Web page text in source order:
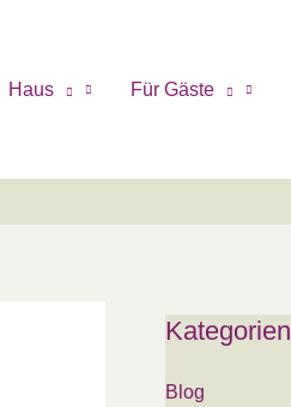
Haus Für Gäste
Kategorien
Blog